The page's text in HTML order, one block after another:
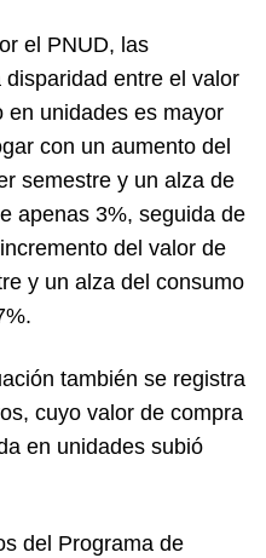
el PNUD, las
entre el valor
en unidades es mayor
con un aumento del
semestre y un alza de
apenas 3%, seguida de
del valor de
y un alza del consumo
también se registra
cuyo valor de compra
en unidades subió
del Programa de